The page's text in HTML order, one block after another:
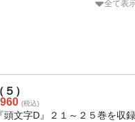
を抜いた小柏（こがしわ）カ
全て表
）
(税込)
頭文字D』２１～２５巻を収